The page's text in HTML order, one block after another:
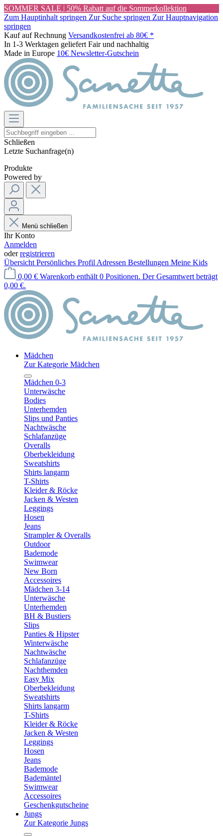
SOMMER SALE | 50% Rabatt auf die Sommerkollektion
Zum Hauptinhalt springen Zur Suche springen Zur Hauptnavigation
springen
Kauf auf Rechnung Versandkostenfrei ab 80€ *
In 1-3 Werktagen geliefert Fair und nachhaltig
Made in Europe 10€ Newsletter-Gutschein
Schließen
Letzte Suchanfrage(n)
Produkte
Powered by
Menü schließen
Ihr Konto
Anmelden
oderregistrieren
Übersicht Persönliches Profil Adressen Bestellungen Meine Kids
0,00 € Warenkorb enthält 0 Positionen. Der Gesamtwert beträgt
0,00 €.
Mädchen
Zur Kategorie Mädchen
Mädchen 0-3
Unterwäsche
Bodies
Unterhemden
Slips und Panties
Nachtwäsche
Schlafanzüge
Overalls
Oberbekleidung
Sweatshirts
Shirts langarm
T-Shirts
Kleider & Röcke
Jacken & Westen
Leggings
Hosen
Jeans
Strampler & Overalls
Outdoor
Bademode
Swimwear
New Born
Accessoires
Mädchen 3-14
Unterwäsche
Unterhemden
BH & Bustiers
Slips
Panties & Hipster
Winterwäsche
Nachtwäsche
Schlafanzüge
Nachthemden
Easy Mix
Oberbekleidung
Sweatshirts
Shirts langarm
T-Shirts
Kleider & Röcke
Jacken & Westen
Leggings
Hosen
Jeans
Bademode
Bademäntel
Swimwear
Accessoires
Geschenkgutscheine
Jungs
Zur Kategorie Jungs